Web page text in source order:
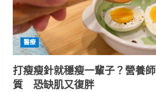
醫療
打瘦瘦針就穩瘦一輩子？營養
質 恐缺肌又復胖